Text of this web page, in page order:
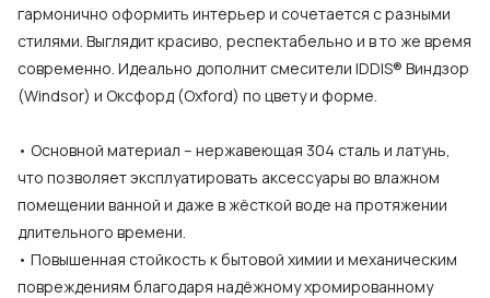
гармонично оформить интерьер и сочетается с разными
стилями. Выглядит красиво, респектабельно и в то же время
современно. Идеально дополнит смесители IDDIS® Виндзор
(Windsor) и Оксфорд (Oxford) по цвету и форме.
• Основной материал – нержавеющая 304 сталь и латунь,
что позволяет эксплуатировать аксессуары во влажном
помещении ванной и даже в жёсткой воде на протяжении
длительного времени.
• Повышенная стойкость к бытовой химии и механическим
повреждениям благодаря надёжному хромированному